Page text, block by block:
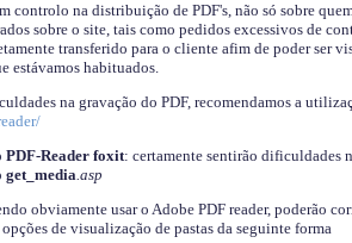
controlo na distribuição de PDF's, não só sobre
sobre o site, tais como pedidos excessivos de
transferido para o cliente afim de poder ser
estávamos habituados.
na gravação do PDF, recomendamos a
PDF-Reader foxit: certamente sentirão dificuldades
get_media.asp
obviamente usar o Adobe PDF reader, poderão
de visualização de pastas da seguinte forma